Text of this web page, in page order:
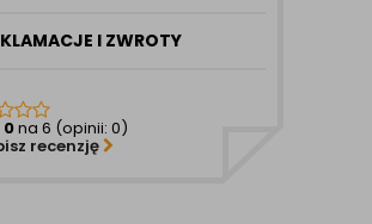
I ZWROTY
0na 6 (opinii: 0)
recenzję